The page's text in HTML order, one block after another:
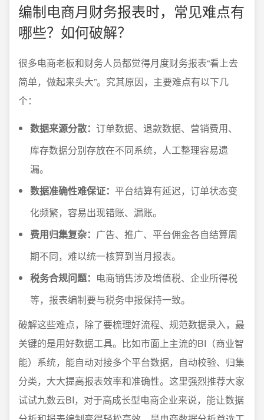
编制电商月财务报表时，常见难点有
哪些？如何破解？
很多电商老板和财务人员都觉得月度财务报表“看上去
简单，做起来头大”。究其原因，主要难点有以下几
个：
数据来源分散： 订单数据、退款数据、营销费用、
库存数据分别存放在不同系统，人工整理容易遗
漏。
数据准确性难保证： 平台结算有延迟，订单状态变
化频繁，容易出现错账、漏账。
费用归集复杂： 广告、推广、平台佣金各自结算周
期不同，难以统一核算到当月报表。
税务合规问题： 电商销售涉及增值税、企业所得税
等，报表编制要与税务申报保持一致。
破解这些难点，除了要梳理好流程、规范数据录入，最
关键的是用好数据工具。比如市面上主流的BI（商业智
能）系统，能自动对接多个平台数据，自动校验、归集
分类，大大提高报表效率和准确性。这里强烈推荐大家
试试九数云BI，对于高成长型电商企业来说，能让数据